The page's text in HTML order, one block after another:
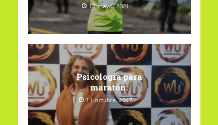
17 mayo, 2021
Psicología para
maratón.
11 octubre, 2017